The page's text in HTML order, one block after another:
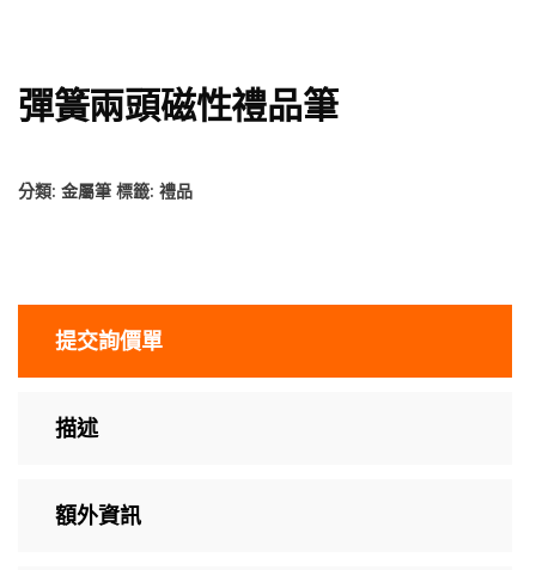
彈簧兩頭磁性禮品筆
分類: 金屬筆 標籤: 禮品
提交詢價單
描述
額外資訊